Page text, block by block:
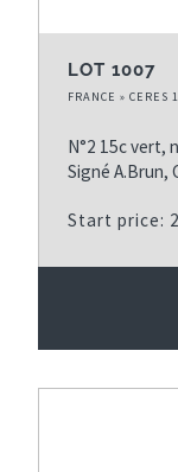
LOT 1007
FRANCE » CERES
N°2 15c vert,
Signé A.Brun,
Start price: